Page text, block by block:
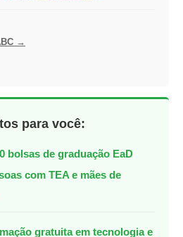
→
para você:
bolsas de graduação EaD
com TEA e mães de
gratuita em tecnologia e